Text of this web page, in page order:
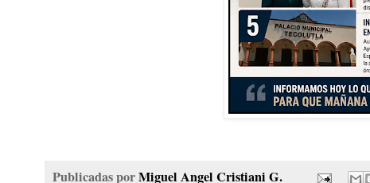
Publicadas porMiguel Angel Cristiani G.